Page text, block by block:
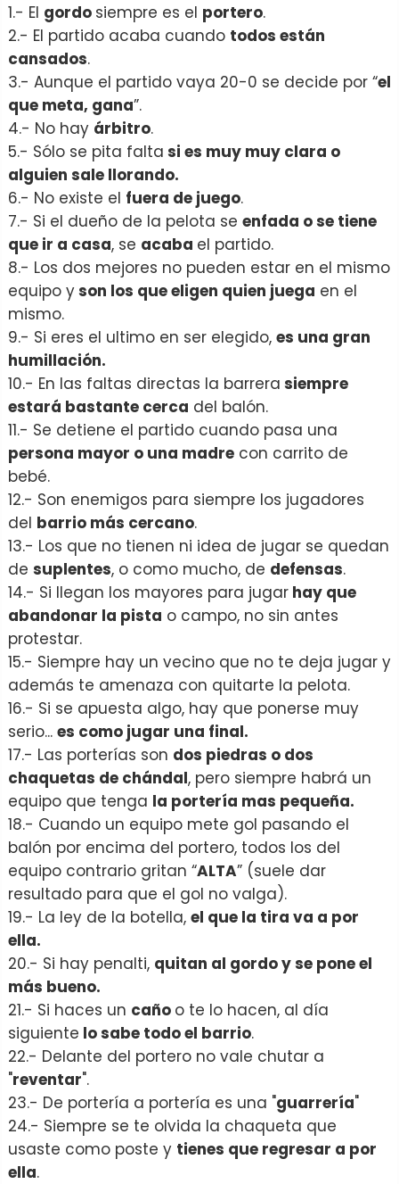
1.- El gordo siempre es el portero.
2.- El partido acaba cuando todos están
cansados.
3.- Aunque el partido vaya 20-0 se decide por “el
que meta, gana”.
4.- No hay árbitro.
5.- Sólo se pita falta si es muy muy clara o
alguien sale llorando.
6.- No existe el fuera de juego.
7.- Si el dueño de la pelota se enfada o se tiene
que ir a casa, se acaba el partido.
8.- Los dos mejores no pueden estar en el mismo
equipo yson los que eligen quien juega en el
mismo.
9.- Si eres el ultimo en ser elegido, es una gran
humillación.
10.- En las faltas directas la barrera siempre
estará bastante cerca del balón.
11.- Se detiene el partido cuando pasa una
persona mayor o una madre con carrito de
bebé.
12.- Son enemigos para siempre los jugadores
del barrio más cercano.
13.- Los que no tienen ni idea de jugar se quedan
de suplentes, o como mucho, de defensas.
14.- Si llegan los mayores para jugar hay que
abandonar la pista o campo, no sin antes
protestar.
15.- Siempre hay un vecino que no te deja jugar y
además te amenaza con quitarte la pelota.
16.- Si se apuesta algo, hay que ponerse muy
serio... es como jugar una final.
17.- Las porterías son dos piedras o dos
chaquetas de chándal, pero siempre habrá un
equipo que tenga la portería mas pequeña.
18.- Cuando un equipo mete gol pasando el
balón por encima del portero, todos los del
equipo contrario gritan “ALTA” (suele dar
resultado para que el gol no valga).
19.- La ley de la botella, el que la tira va a por
ella.
20.- Si hay penalti, quitan al gordo y se pone el
más bueno.
21.- Si haces un caño o te lo hacen, al día
siguiente lo sabe todo el barrio.
22.- Delante del portero no vale chutar a
"reventar".
23.- De portería a portería es una "guarrería"
24.- Siempre se te olvida la chaqueta que
usaste como poste y tienes que regresar a por
ella.